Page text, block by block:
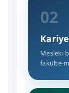
02
Mesleki
fakülte-